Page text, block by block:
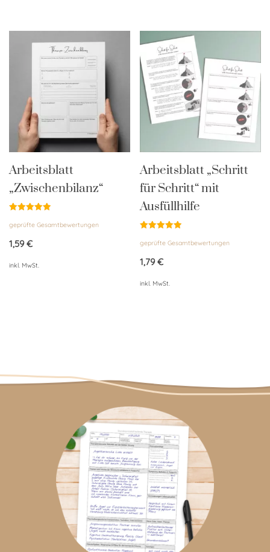
Arbeitsblatt
„Zwischenbilanz“
mit
von 5
geprüfte Gesamtbewertungen
1,59€
inkl. MwSt.
Arbeitsblatt „Schritt
für Schritt“ mit
Ausfüllhilfe
mit
von 5
geprüfte Gesamtbewertungen
1,79€
inkl. MwSt.